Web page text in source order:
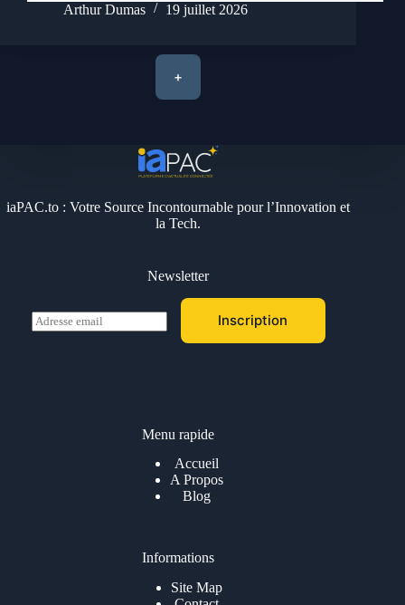
Arthur Dumas 19 juillet 2026
+
iaPAC.to : Votre Source Incontournable pour l’Innovation et
la Tech.
Newsletter
E
m
Inscription
Menu rapide
Accueil
A Propos
Blog
Informations
Site Map